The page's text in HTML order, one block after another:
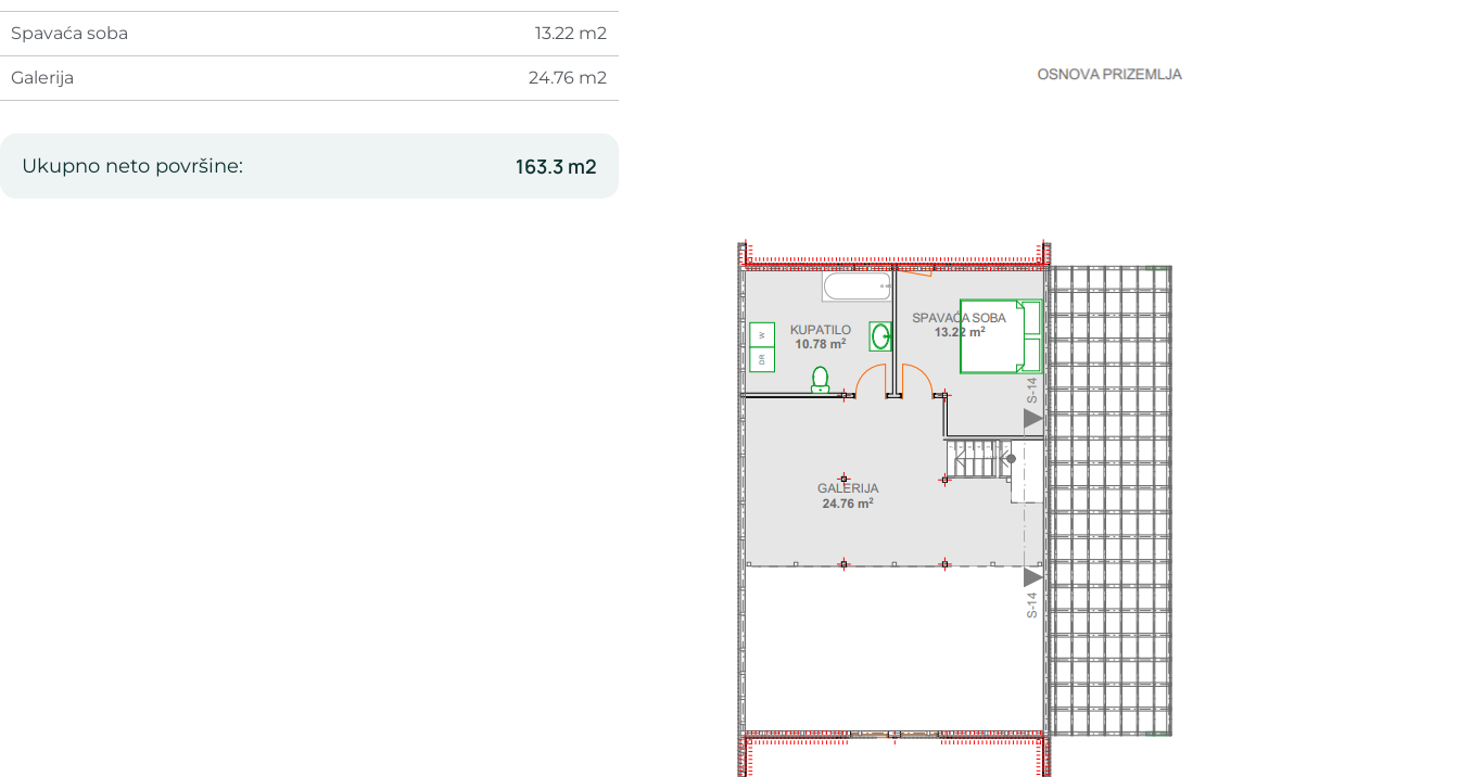
Spavaća soba 13.22 m2
Galerija 24.76 m2
Ukupno neto površine: 163.3 m2